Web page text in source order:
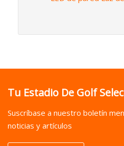
Tu Estadio De Golf
Suscríbase a nuestro boletín
noticias y artículos